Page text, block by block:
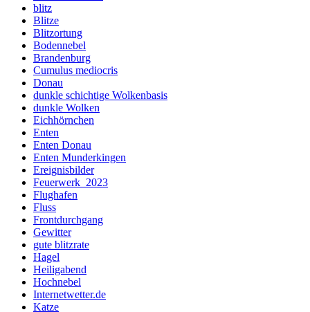
blitz
Blitze
Blitzortung
Bodennebel
Brandenburg
Cumulus mediocris
Donau
dunkle schichtige Wolkenbasis
dunkle Wolken
Eichhörnchen
Enten
Enten Donau
Enten Munderkingen
Ereignisbilder
Feuerwerk_2023
Flughafen
Fluss
Frontdurchgang
Gewitter
gute blitzrate
Hagel
Heiligabend
Hochnebel
Internetwetter.de
Katze